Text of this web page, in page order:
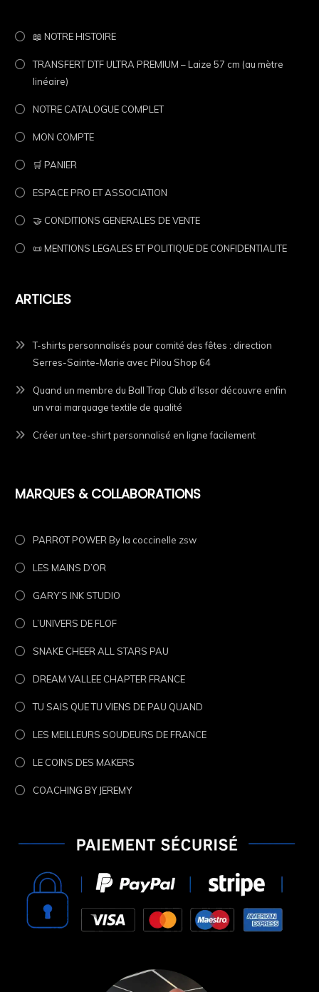
📖 NOTRE HISTOIRE
TRANSFERT DTF ULTRA PREMIUM – Laize 57 cm (au mètre
linéaire)
NOTRE CATALOGUE COMPLET
MON COMPTE
🛒 PANIER
ESPACE PRO ET ASSOCIATION
🤝 CONDITIONS GENERALES DE VENTE
📜 MENTIONS LEGALES ET POLITIQUE DE CONFIDENTIALITE
ARTICLES
T-shirts personnalisés pour comité des fêtes : direction
Serres-Sainte-Marie avec Pilou Shop 64
Quand un membre du Ball Trap Club d’Issor découvre enfin
un vrai marquage textile de qualité
Créer un tee-shirt personnalisé en ligne facilement
MARQUES & COLLABORATIONS
PARROT POWER By la coccinelle zsw
LES MAINS D’OR
GARY’S INK STUDIO
L’UNIVERS DE FLOF
SNAKE CHEER ALL STARS PAU
DREAM VALLEE CHAPTER FRANCE
TU SAIS QUE TU VIENS DE PAU QUAND
LES MEILLEURS SOUDEURS DE FRANCE
LE COINS DES MAKERS
COACHING BY JEREMY